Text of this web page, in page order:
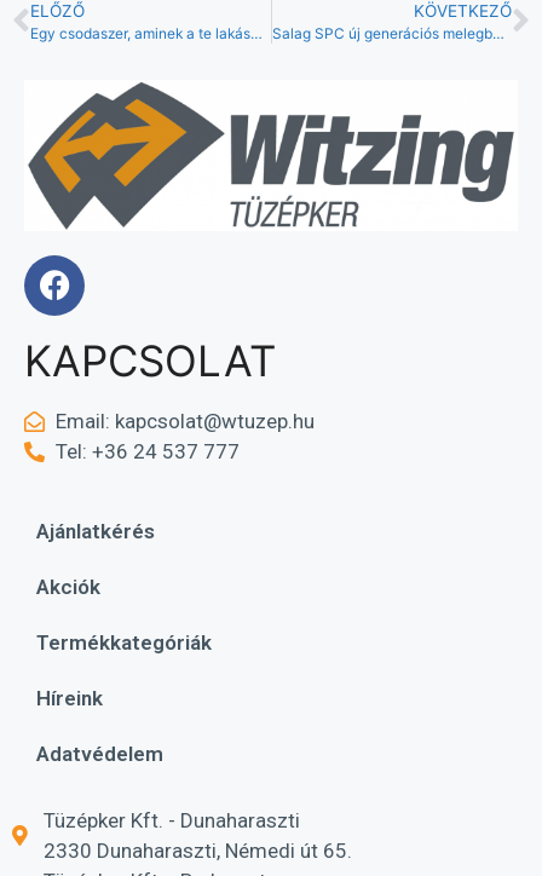
ELŐZŐ
Egy csodaszer, aminek a te lakásodban is mindenképp ott a helye
KÖVETKEZŐ
Salag SPC új generációs melegburkolat rendszer
KAPCSOLAT
Email: kapcsolat@wtuzep.hu
Tel: +36 24 537 777
Ajánlatkérés
Akciók
Termékkategóriák
Híreink
Adatvédelem
Tüzépker Kft. - Dunaharaszti
2330 Dunaharaszti, Némedi út 65.